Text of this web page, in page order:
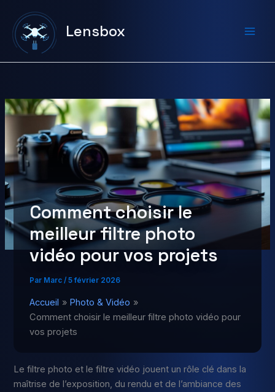
contenu
Lensbox
Comment choisir le
meilleur filtre photo
vidéo pour vos projets
Par Marc/5 février 2026
Accueil
Photo & Vidéo
Comment choisir le meilleur filtre photo vidéo pour
vos projets
Le filtre photo et le filtre vidéo jouent un rôle clé dans la
maîtrise de l’exposition, du rendu et de l’ambiance des